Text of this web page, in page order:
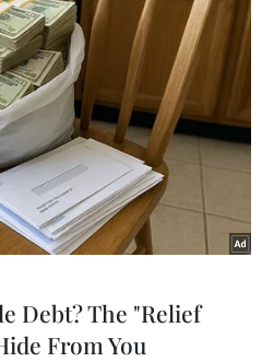
Debt? The "Relief
From You